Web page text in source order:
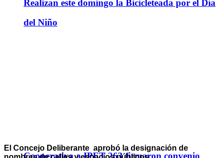
Realizan este domingo la Bicicleteada por el Día
del Niño
Cooperativa a IPET 263 firmaron convenio
El Concejo Deliberante aprobó la designación de